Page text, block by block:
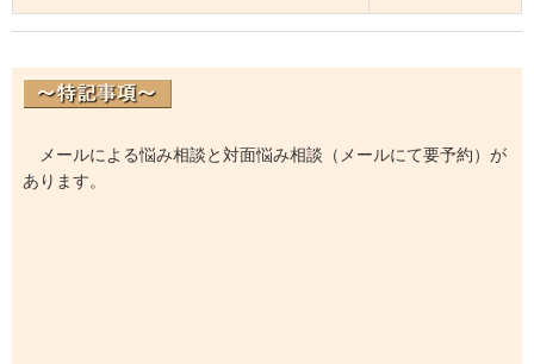
メールによる悩み相談と対面悩み相談（メールにて要予約）が
あります。